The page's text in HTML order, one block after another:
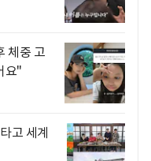
체중 고
요"
고 세계